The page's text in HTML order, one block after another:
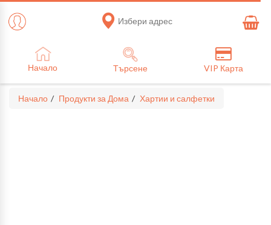
Избери адрес
Начало Търсене VIP Карта
Начало Продукти за Дома Хартии и салфетки